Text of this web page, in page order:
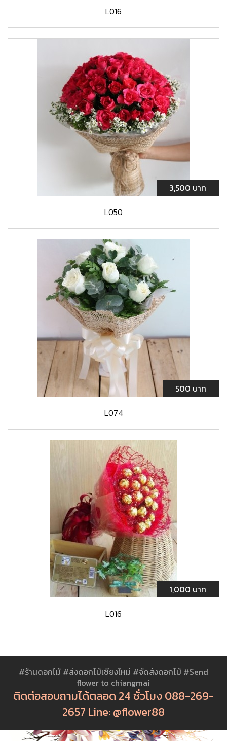
L016
3,500 บาท
L050
500 บาท
L074
1,000 บาท
L016
#ร้านดอกไม้ #ส่งดอกไม้เชียงใหม่ #จัดส่งดอกไม้ #Send
flower to chiangmai
ติดต่อสอบถามได้ตลอด 24 ชั่วโมง 088-269-
2657 Line: @flower88